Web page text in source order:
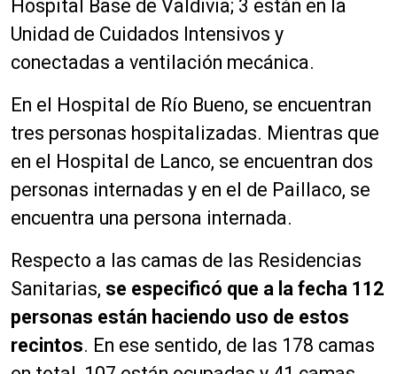
Hospital Base de Valdivia; 3 están en la
Unidad de Cuidados Intensivos y
conectadas a ventilación mecánica.
En el Hospital de Río Bueno, se encuentran
tres personas hospitalizadas. Mientras que
en el Hospital de Lanco, se encuentran dos
personas internadas y en el de Paillaco, se
encuentra una persona internada.
Respecto a las camas de las Residencias
Sanitarias, se especificó que a la fecha 112
personas están haciendo uso de estos
recintos. En ese sentido, de las 178 camas